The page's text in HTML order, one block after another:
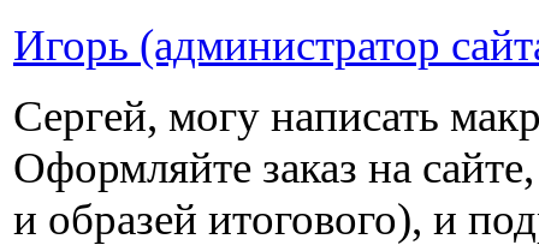
Игорь (администратор
Сергей, могу написать
Оформляйте заказ на
и образей итогового), и